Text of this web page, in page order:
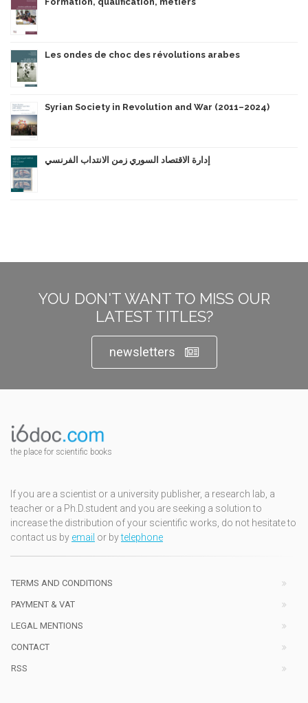
Les ondes de choc des révolutions arabes
Syrian Society in Revolution and War (2011–2024)
إدارة الاقتصاد السوري زمن الانتداب الفرنسي
YOU DON'T WANT TO MISS OUR
LATEST TITLES?
newsletters
the place for scientific books
If you are a scientist or a university publisher, a research lab, a
teacher or a Ph.D.student and you are seeking a solution to
increase the distribution of your scientific works, do not hesitate to
contact us by email or bytelephone
TERMS AND CONDITIONS
PAYMENT & VAT
LEGAL MENTIONS
CONTACT
RSS